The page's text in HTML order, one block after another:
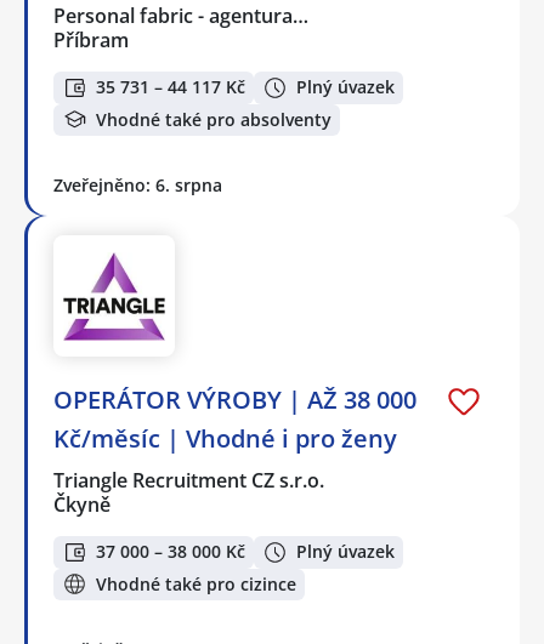
Personal fabric - agentura…
Příbram
35 731 – 44 117 Kč
Plný úvazek
Vhodné také pro absolventy
Zveřejněno: 6. srpna
OPERÁTOR VÝROBY | AŽ 38 000
Kč/měsíc | Vhodné i pro ženy
Triangle Recruitment CZ s.r.o.
Čkyně
37 000 – 38 000 Kč
Plný úvazek
Vhodné také pro cizince